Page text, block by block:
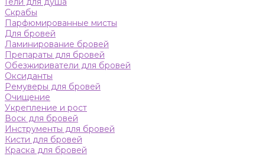
Скрабы
Парфюмированные мисты
Для бровей
Ламинирование бровей
Препараты для бровей
Обезжириватели для бровей
Оксиданты
Ремуверы для бровей
Очищение
Укрепление и рост
Воск для бровей
Инструменты для бровей
Кисти для бровей
Краска для бровей